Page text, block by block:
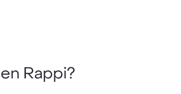
en Rappi?